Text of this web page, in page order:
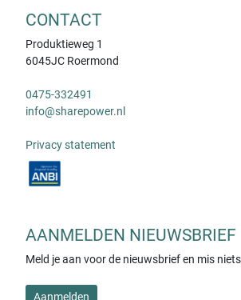
CONTACT
Produktieweg 1
6045JC Roermond
0475-332491
info@sharepower.nl
Privacy statement
AANMELDEN NIEUWSBRIEF
Meld je aan voor de nieuwsbrief en mis
Aanmelden